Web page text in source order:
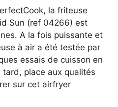
la friteuse
Sun (ref 04266) est
A la fois puissante et
à air a été testée par
essais de cuisson en
place aux qualités
sur cet airfryer